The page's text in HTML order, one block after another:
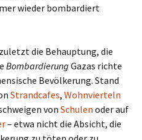
wieder bombardiert
die Behauptung, die
Bombardierung Gazas richte
Bevölkerung. Stand
Strandcafes, Wohnvierteln
von Schulen oder auf
– etwa nicht die Absicht, die